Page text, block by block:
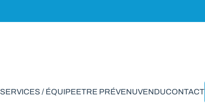
SERVICES / ÉQUIPEETRE PRÉVENUVENDUCONTACT